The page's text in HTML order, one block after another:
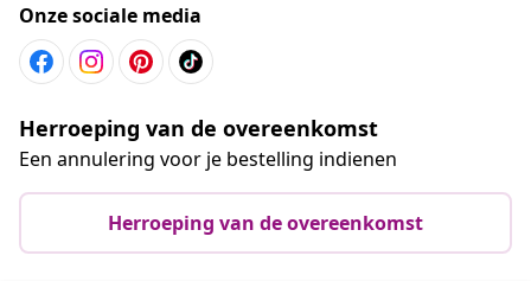
Onze sociale media
Herroeping van de overeenkomst
Een annulering voor je bestelling indienen
Herroeping van de overeenkomst